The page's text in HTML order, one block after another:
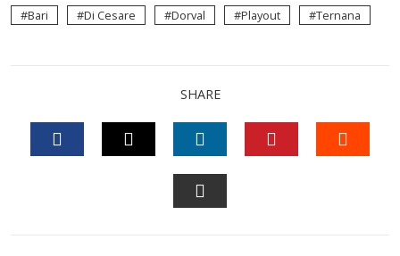
Bari Di Cesare Dorval Playout Ternana
SHARE
TWITTERLINKEDIN